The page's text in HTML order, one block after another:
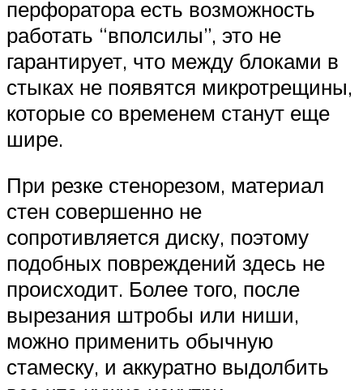
перфоратора есть возможность
работать “вполсилы”, это не
гарантирует, что между блоками в
стыках не появятся микротрещины,
которые со временем станут еще
шире.
При резке стенорезом, материал
стен совершенно не
сопротивляется диску, поэтому
подобных повреждений здесь не
происходит. Более того, после
вырезания штробы или ниши,
можно применить обычную
стамеску, и аккуратно выдолбить